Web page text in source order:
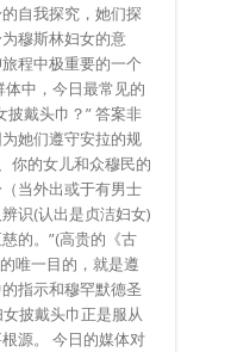
自我探究，她们探
穆斯林妇女的意
程中极重要的一个
中，今日最常见的
披戴头巾？” 答案非
她们遵守安拉的规
你的女儿和众穆民的
当外出或于有男士
识(认出是贞洁妇女)
的。”(高贵的《古
唯一目的，就是遵
指示和穆罕默德圣
源。 今日的媒体对